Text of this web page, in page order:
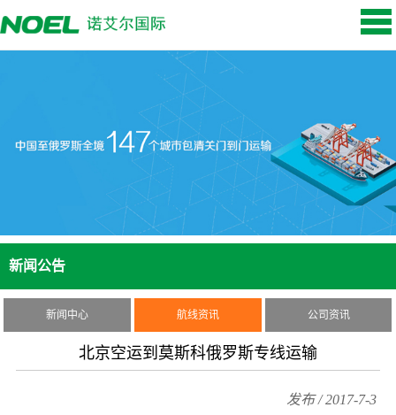
新闻公告
新闻中心 航线资讯 公司资讯
北京空运到莫斯科俄罗斯专线运输
发布 / 2017-7-3